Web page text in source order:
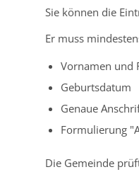
Sie können die
Er muss
Vornamen und
Geburtsdatum
Genaue
Formulierung
Die Gemeinde